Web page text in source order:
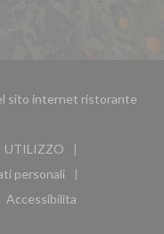
sito internet ristorante
una nuova finestra))
UTILIZZO
((apre una nuova finestra))
personali
una nuova finestra))
finestra))
Accessibilita